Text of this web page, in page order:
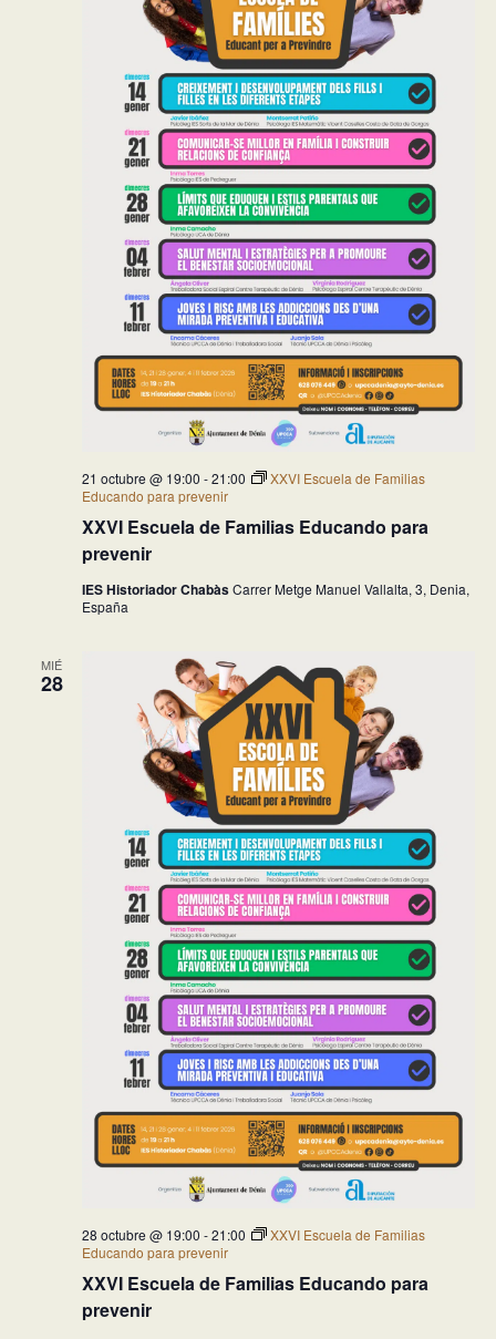
XXVI Escuela de Familias Educando para
prevenir
21 octubre @ 19:00 -21:00
XXVI Escuela de Familias
Educando para prevenir
IES Historiador ChabàsCarrer Metge Manuel Vallalta, 3, Denia,
España
MIÉ
28
XXVI Escuela de Familias Educando para
prevenir
28 octubre @ 19:00 -21:00
XXVI Escuela de Familias
Educando para prevenir